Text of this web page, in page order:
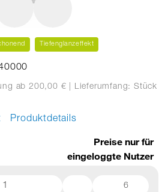
Tiefenglanzeffekt
ab 200,00 € | Lieferumfang: Stück
Produktdetails
Preise nur für
eingeloggte Nutzer
6